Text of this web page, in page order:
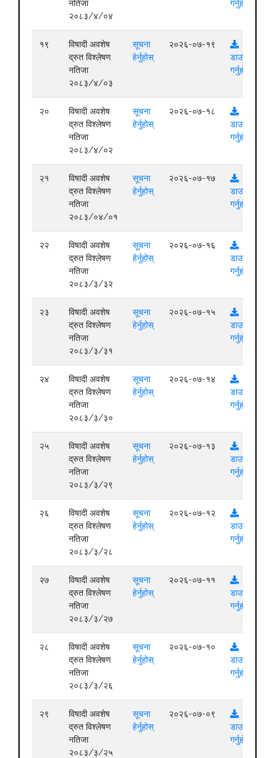
नतिजा
२०८३/४/०४
गर्नुहोस्
१९
विषादी अवशेष
द्रुत विश्लेषण
नतिजा
२०८३/४/०३
सूचना
हेर्नुहोस्
२०२६-०७-१९
डाउनलोड
गर्नुहोस्
२०
विषादी अवशेष
द्रुत विश्लेषण
नतिजा
२०८३/४/०२
सूचना
हेर्नुहोस्
२०२६-०७-१८
डाउनलोड
गर्नुहोस्
२१
विषादी अवशेष
द्रुत विश्लेषण
नतिजा
२०८३/०४/०१
सूचना
हेर्नुहोस्
२०२६-०७-१७
डाउनलोड
गर्नुहोस्
२२
विषादी अवशेष
द्रुत विश्लेषण
नतिजा
२०८३/३/३२
सूचना
हेर्नुहोस्
२०२६-०७-१६
डाउनलोड
गर्नुहोस्
२३
विषादी अवशेष
द्रुत विश्लेषण
नतिजा
२०८३/३/३१
सूचना
हेर्नुहोस्
२०२६-०७-१५
डाउनलोड
गर्नुहोस्
२४
विषादी अवशेष
द्रुत विश्लेषण
नतिजा
२०८३/३/३०
सूचना
हेर्नुहोस्
२०२६-०७-१४
डाउनलोड
गर्नुहोस्
२५
विषादी अवशेष
द्रुत विश्लेषण
नतिजा
२०८३/३/२९
सूचना
हेर्नुहोस्
२०२६-०७-१३
डाउनलोड
गर्नुहोस्
२६
विषादी अवशेष
द्रुत विश्लेषण
नतिजा
२०८३/३/२८
सूचना
हेर्नुहोस्
२०२६-०७-१२
डाउनलोड
गर्नुहोस्
२७
विषादी अवशेष
द्रुत विश्लेषण
नतिजा
२०८३/३/२७
सूचना
हेर्नुहोस्
२०२६-०७-११
डाउनलोड
गर्नुहोस्
२८
विषादी अवशेष
द्रुत विश्लेषण
नतिजा
२०८३/३/२६
सूचना
हेर्नुहोस्
२०२६-०७-१०
डाउनलोड
गर्नुहोस्
२९
विषादी अवशेष
द्रुत विश्लेषण
नतिजा
२०८३/३/२५
सूचना
हेर्नुहोस्
२०२६-०७-०९
डाउनलोड
गर्नुहोस्